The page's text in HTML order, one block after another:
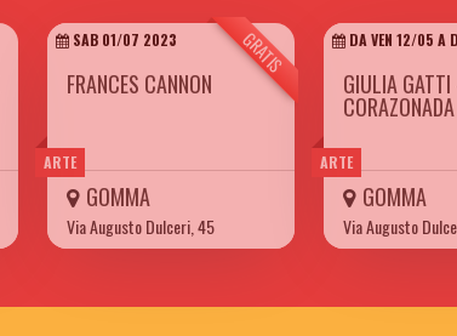
ARTE
GRATIS
SAB 01/07 2023
FRANCES CANNON
GOMMA
Via Augusto Dulceri, 45
ARTE
DA VEN 12/05 A
GIULIA
CORAZONADA
GOMMA
Via Augusto